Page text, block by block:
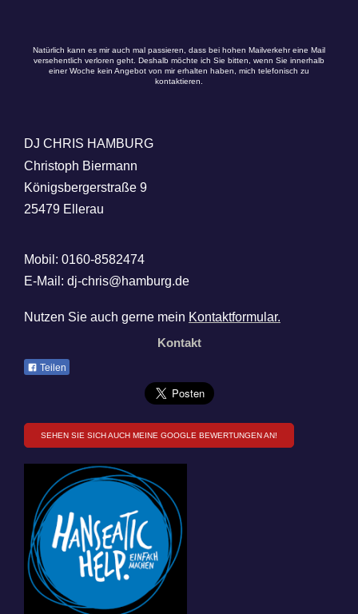
Natürlich kann es mir auch mal passieren, dass bei hohen Mailverkehr eine Mail
versehentlich verloren geht. Deshalb möchte ich Sie bitten, wenn Sie innerhalb
einer Woche kein Angebot von mir erhalten haben, mich telefonisch zu
kontaktieren.
DJ CHRIS HAMBURG
Christoph Biermann
Königsbergerstraße 9
25479 Ellerau
Mobil: 0160-8582474
E-Mail: dj-chris@hamburg.de
Nutzen Sie auch gerne mein Kontaktformular.
Kontakt
Teilen
SEHEN SIE SICH AUCH MEINE GOOGLE BEWERTUNGEN AN!